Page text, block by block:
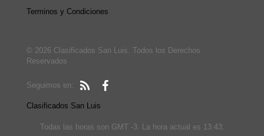
Terminos y Condiciones
© 2026 Clasificados San Luis. Todos los Derechos
Reservados
Seguimos en:
Clasificados San Luis
Todas las horas son GMT -3. La hora actual es 13:43.